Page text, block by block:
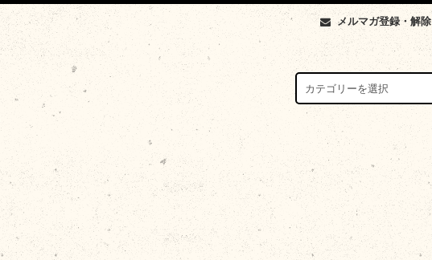
メルマガ登録・解除